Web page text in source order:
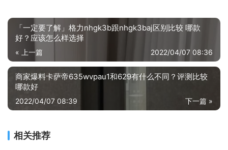
「一定要了解」格力nhgk3b跟nhgk3baj区别比较 哪款
好？应该怎么样选择
« 上一篇 2022/04/07 08:36
商家爆料卡萨帝635wvpau1和629有什么不同？评测比较
哪款好
下一篇 »
2022/04/07 08:39
相关推荐